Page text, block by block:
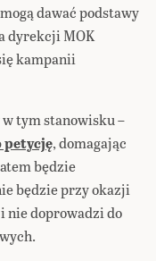
dawać podstawy
dyrekcji MOK
kampanii
w tym stanowisku –
petycję, domagając
będzie
będzie przy okazji
nie doprowadzi do